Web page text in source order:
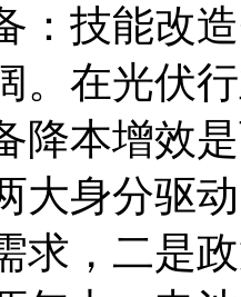
：技能改
。在光伏
降本增效
大身分驱
求，二是